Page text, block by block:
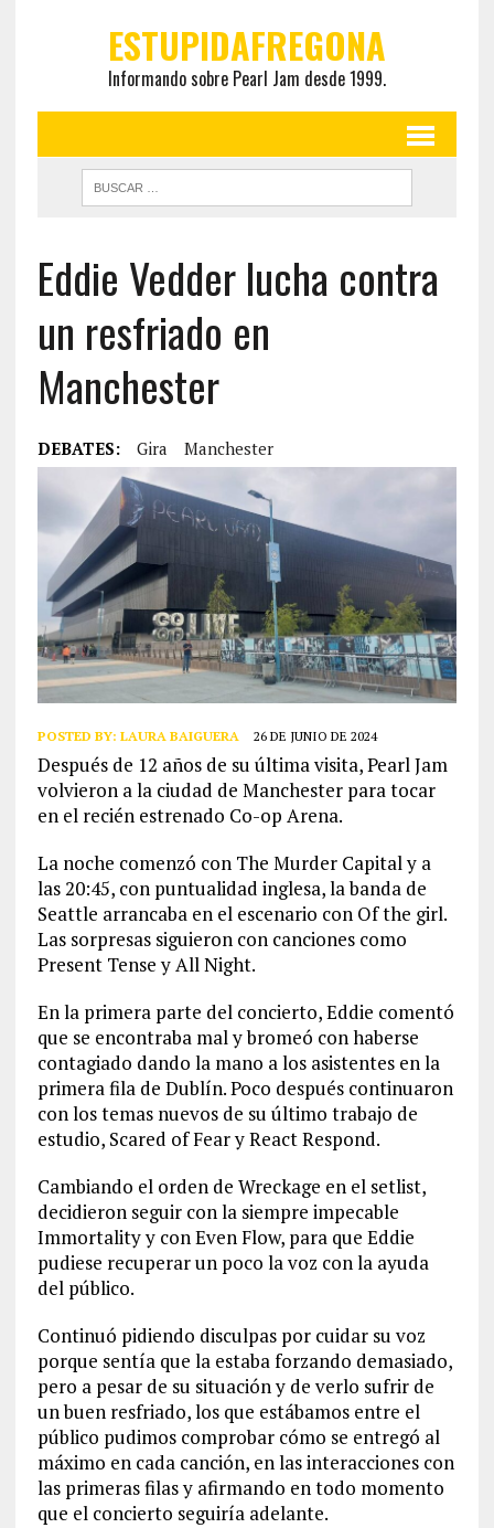
ESTUPIDAFREGONA
Informando sobre Pearl Jam desde 1999.
Eddie Vedder lucha contra
un resfriado en
Manchester
DEBATES: Gira Manchester
POSTED BY: LAURA BAIGUERA 26 DE JUNIO DE 2024
Después de 12 años de su última visita, Pearl Jam
volvieron a la ciudad de Manchester para tocar
en el recién estrenado Co-op Arena.
La noche comenzó con The Murder Capital y a
las 20:45, con puntualidad inglesa, la banda de
Seattle arrancaba en el escenario con Of the girl.
Las sorpresas siguieron con canciones como
Present Tense y All Night.
En la primera parte del concierto, Eddie comentó
que se encontraba mal y bromeó con haberse
contagiado dando la mano a los asistentes en la
primera fila de Dublín. Poco después continuaron
con los temas nuevos de su último trabajo de
estudio, Scared of Fear y React Respond.
Cambiando el orden de Wreckage en el setlist,
decidieron seguir con la siempre impecable
Immortality y con Even Flow, para que Eddie
pudiese recuperar un poco la voz con la ayuda
del público.
Continuó pidiendo disculpas por cuidar su voz
porque sentía que la estaba forzando demasiado,
pero a pesar de su situación y de verlo sufrir de
un buen resfriado, los que estábamos entre el
público pudimos comprobar cómo se entregó al
máximo en cada canción, en las interacciones con
las primeras filas y afirmando en todo momento
que el concierto seguiría adelante.